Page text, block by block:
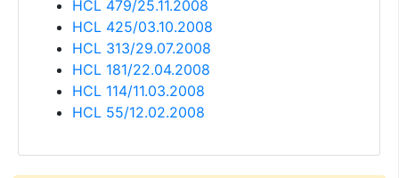
HCL 479/25.11.2008
HCL 425/03.10.2008
HCL 313/29.07.2008
HCL 181/22.04.2008
HCL 114/11.03.2008
HCL 55/12.02.2008